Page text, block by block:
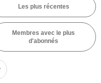
Les plus récentes
Membres avec le plus
d'abonnés